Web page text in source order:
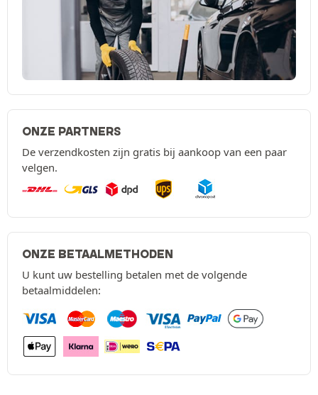
ONZE PARTNERS
De verzendkosten zijn gratis bij aankoop van een paar
velgen.
ONZE BETAALMETHODEN
U kunt uw bestelling betalen met de volgende
betaalmiddelen: